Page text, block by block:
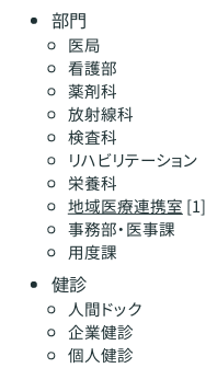
部門
医局
看護部
薬剤科
放射線科
検査科
リハビリテーション
栄養科
地域医療連携室 [1]
事務部・医事課
用度課
健診
人間ドック
企業健診
個人健診